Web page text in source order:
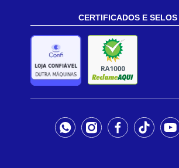
CERTIFICADOS E SELOS